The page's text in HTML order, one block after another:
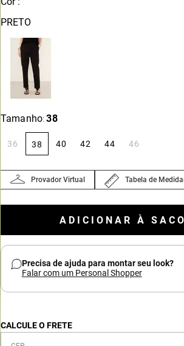
PRETO
Tamanho: 38
36 38 40 42 44 46
Provador Virtual Tabela de
ADICIONAR À
Precisa de ajuda para montar seu look?
Falar com um Personal Shopper
CALCULE O FRETE